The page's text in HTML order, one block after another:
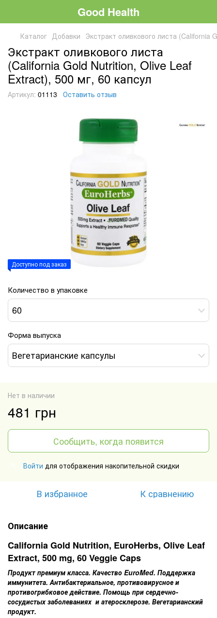
Good Health
Каталог Добавки Экстракт оливкового листа (California
Экстракт оливкового листа
(California Gold Nutrition, Olive Leaf
Extract), 500 мг, 60 капсул
Артикул: 01113 Оставить отзыв
Доступно под заказ
Количество в упаковке
60
Форма выпуска
Вегетарианские капсулы
Нет в наличии
481 грн
Сообщить, когда появится
Войти для отображения накопительной скидки
В избранное К сравнению
Описание
California Gold Nutrition, EuroHerbs, Olive Leaf
Extract, 500 mg, 60 Veggie Caps
Продукт премиум класса. Качество EuroMed. Поддержка
иммунитета. Антибактериальное, противовирусное и
противогрибковое действие. Помощь при сердечно-
сосудистых заболеваниях и атеросклерозе. Вегетарианский
продукт.